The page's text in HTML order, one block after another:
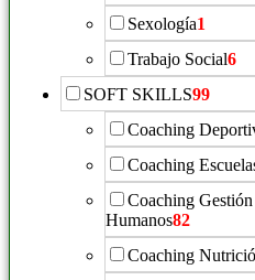
Sexología1
Trabajo Social6
SOFT SKILLS99
Coaching
Coaching
Coaching
Humanos82
Coaching